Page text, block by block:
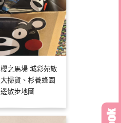
之馬場 城彩苑散
掃貨、杉養蜂園
散步地圖